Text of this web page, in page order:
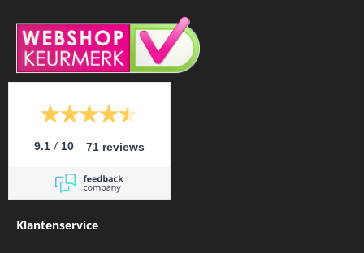
9.1 / 10 71 reviews
Klantenservice